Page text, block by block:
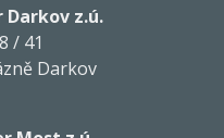
z.ú.
/ 41
Darkov